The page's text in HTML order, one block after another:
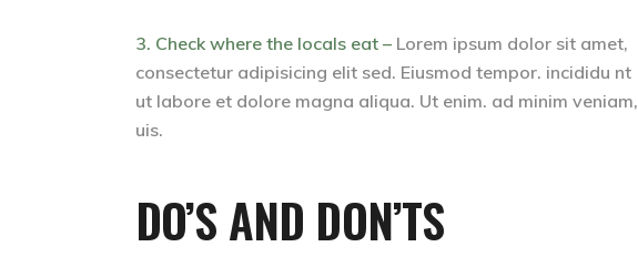
3. Check where the locals eat – Lorem ipsum dolor sit amet,
consectetur adipisicing elit sed. Eiusmod tempor. incididu nt
ut labore et dolore magna aliqua. Ut enim. ad minim veniam,
uis.
DO’S AND DON’TS